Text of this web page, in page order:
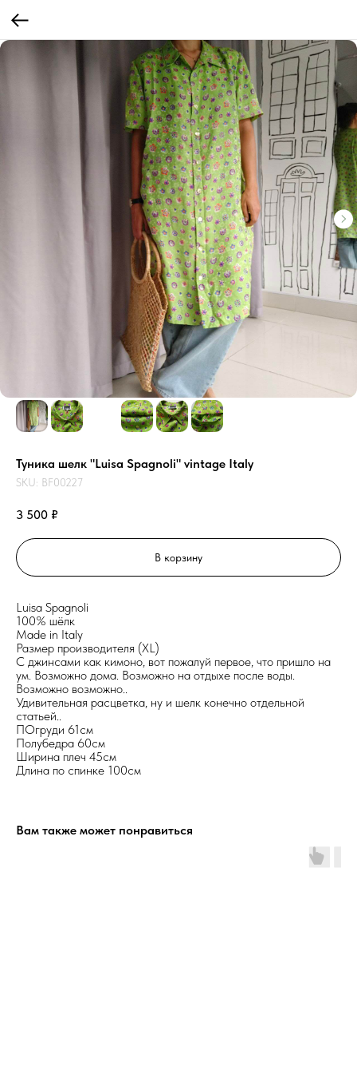
Туника шелк "Luisa Spagnoli" vintage Italy
SKU: BF00227
3 500 ₽
В корзину
Luisa Spagnoli
100% шёлк
Made in Italy
Размер производителя (XL)
С джинсами как кимоно, вот пожалуй первое, что пришло на
ум. Возможно дома. Возможно на отдыхе после воды.
Возможно возможно..
Удивительная расцветка, ну и шелк конечно отдельной
статьей..
ПОгруди 61см
Полубедра 60см
Ширина плеч 45см
Длина по спинке 100см
Вам также может понравиться